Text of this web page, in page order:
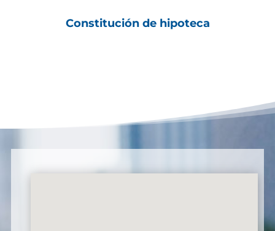
Constitución de hipoteca